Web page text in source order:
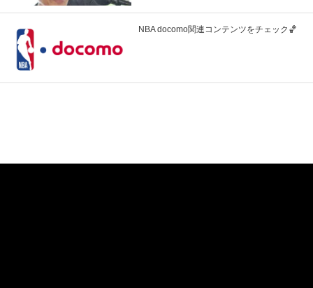
NBA docomo関連コンテンツをチェック🏀